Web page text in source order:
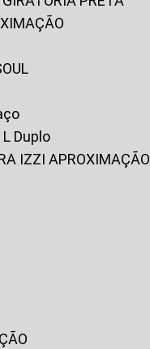
Duplo
IZZI APROXIMAÇÃO